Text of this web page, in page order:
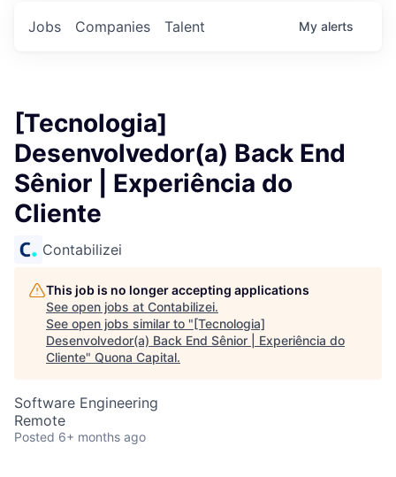
Jobs Companies Talent My alerts
[Tecnologia]
Desenvolvedor(a) Back End
Sênior | Experiência do
Cliente
Contabilizei
This job is no longer accepting applications
See open jobs at Contabilizei.
See open jobs similar to "[Tecnologia]
Desenvolvedor(a) Back End Sênior | Experiência do
Cliente" Quona Capital.
Software Engineering
Remote
Posted 6+ months ago